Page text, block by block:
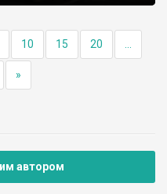
10 15 20
»
автором